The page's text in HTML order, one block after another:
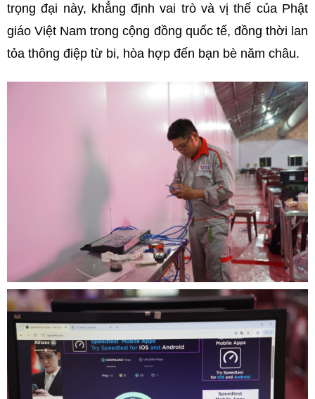
trọng đại này, khẳng định vai trò và vị thế của Phật
giáo Việt Nam trong cộng đồng quốc tế, đồng thời lan
tỏa thông điệp từ bi, hòa hợp đến bạn bè năm châu.